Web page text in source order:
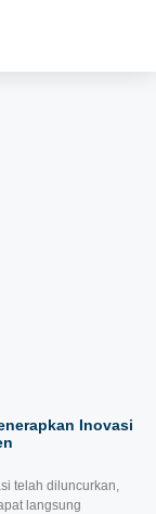
Inovasi
telah diluncurkan,
langsung